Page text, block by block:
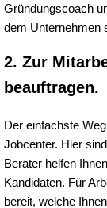
Gründungscoach
dem Unternehmen
2. Zur
beauftragen.
Der einfachste
Jobcenter. Hier
Berater helfen
Kandidaten. Für
bereit, welche